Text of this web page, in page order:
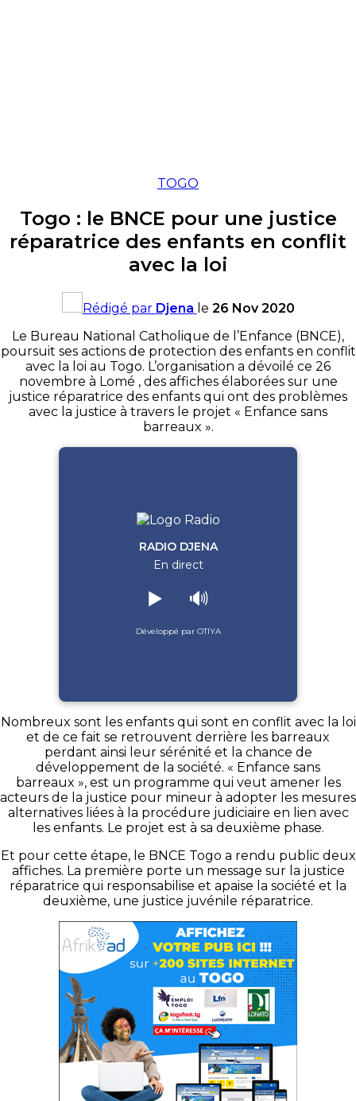
TOGO
Togo : le BNCE pour une justice
réparatrice des enfants en conflit
avec la loi
Rédigé par Djena le 26 Nov 2020
Le Bureau National Catholique de l’Enfance (BNCE),
poursuit ses actions de protection des enfants en conflit
avec la loi au Togo. L’organisation a dévoilé ce 26
novembre à Lomé , des affiches élaborées sur une
justice réparatrice des enfants qui ont des problèmes
avec la justice à travers le projet « Enfance sans
barreaux ».
RADIO DJENA
En direct
▶️ 🔊
Développé par OTIYA
Nombreux sont les enfants qui sont en conflit avec la loi
et de ce fait se retrouvent derrière les barreaux
perdant ainsi leur sérénité et la chance de
développement de la société. « Enfance sans
barreaux », est un programme qui veut amener les
acteurs de la justice pour mineur à adopter les mesures
alternatives liées à la procédure judiciaire en lien avec
les enfants. Le projet est à sa deuxième phase.
Et pour cette étape, le BNCE Togo a rendu public deux
affiches. La première porte un message sur la justice
réparatrice qui responsabilise et apaise la société et la
deuxième, une justice juvénile réparatrice.